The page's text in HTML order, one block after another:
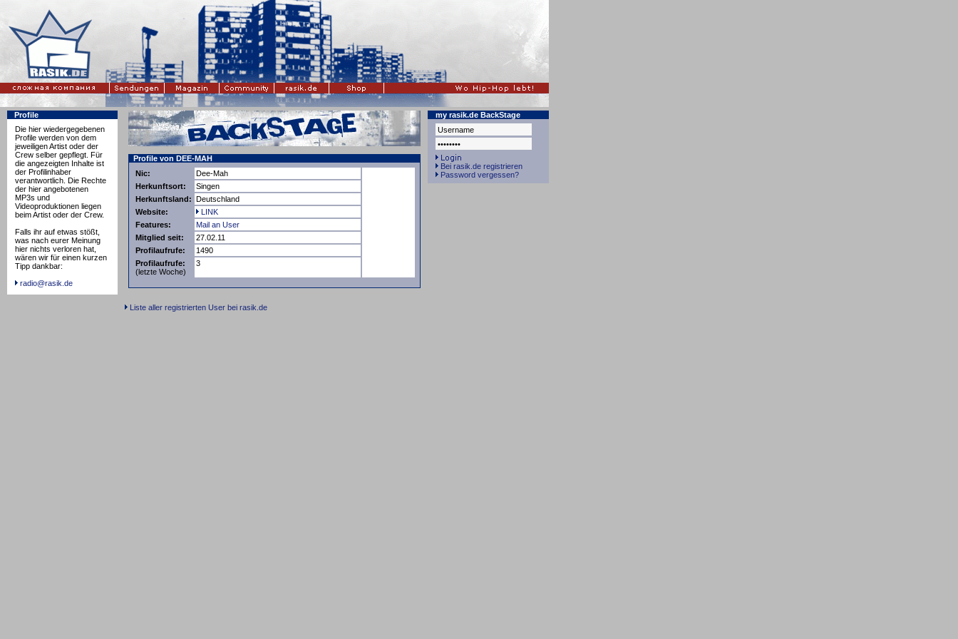
Profile
Die hier wiedergegebenen
Profile werden von dem
jeweiligen Artist oder der
Crew selber gepflegt. Für
die angezeigten Inhalte ist
der Profilinhaber
verantwortlich. Die Rechte
der hier angebotenen
MP3s und
Videoproduktionen liegen
beim Artist oder der Crew.
Falls ihr auf etwas stößt,
was nach eurer Meinung
hier nichts verloren hat,
wären wir für einen kurzen
Tipp dankbar:
radio@rasik.de
Profile von DEE-MAH
Nic:
Dee-Mah
Herkunftsort:
Singen
Herkunftsland: Deutschland
Website:
LINK
Features:
Mail an User
Mitglied seit:
27.02.11
Profilaufrufe:
1490
Profilaufrufe:
(letzte Woche)
3
Liste aller registrierten User bei rasik.de
my rasik.de BackStage
Bei rasik.de registrieren
Password vergessen?